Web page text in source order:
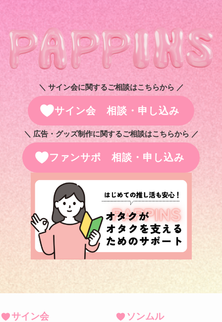
＼ サイン会に関するご相談はこちらから ／
サイン会 相談・申し込み
＼ 広告・グッズ制作に関するご相談はこちらから ／
ファンサポ 相談・申し込み
サイン会 ソンムル